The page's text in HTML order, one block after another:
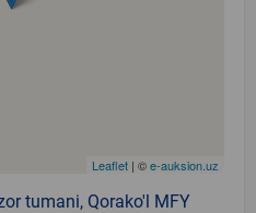
Leaflet | ©e-auksion.uz
tumani, Qorako'l MFY